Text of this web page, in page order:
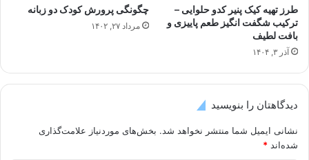
طرز تهیه کیک پنیر کدو حلوایی –
ترکیب شگفت انگیز طعم پاییزی و
بافت لطیف
آذر ۳, ۱۴۰۴
چگونگی پرورش کودک دو زبانه
مرداد ۲۷, ۱۴۰۲
دیدگاهتان را بنویسید
نشانی ایمیل شما منتشر نخواهد شد. بخش‌های موردنیاز علامت‌گذاری
شده‌اند *